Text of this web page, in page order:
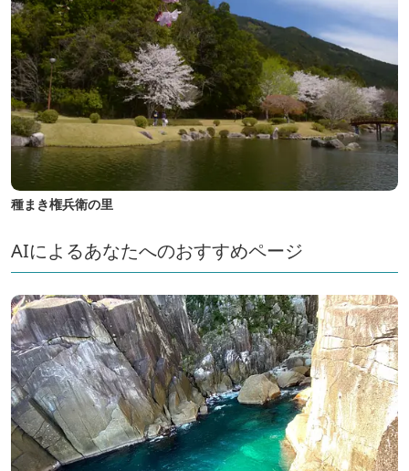
種まき権兵衛の里
AIによるあなたへのおすすめページ